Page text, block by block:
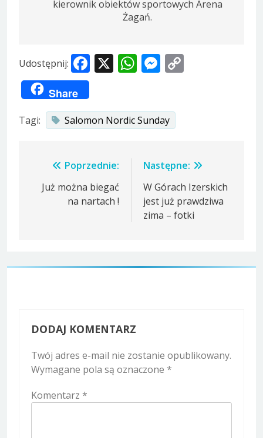
kierownik obiektów sportowych Arena
Żagań.
Udostępnij: Facebook
X WhatsApp
Messenger
Share
Tagi: Salomon Nordic Sunday
Nawigacja
wpisu
Poprzednie:
Już można biegać
na nartach !
Następne:
W Górach Izerskich
jest już prawdziwa
zima – fotki
DODAJ KOMENTARZ
Twój adres e-mail nie zostanie opublikowany.
Wymagane pola są oznaczone *
Komentarz *